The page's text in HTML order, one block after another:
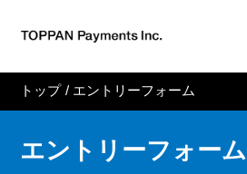
トップ / エントリーフォーム
エントリーフォーム